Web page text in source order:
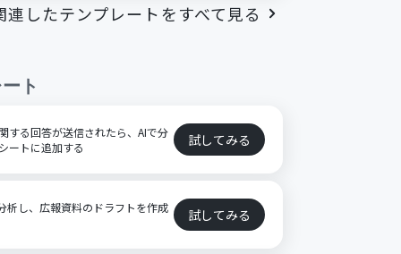
連したテンプレートをすべて見る
ト
する回答が送信されたら、AIで分
ートに追加する
試してみる
析し、広報資料のドラフトを作成 試してみる